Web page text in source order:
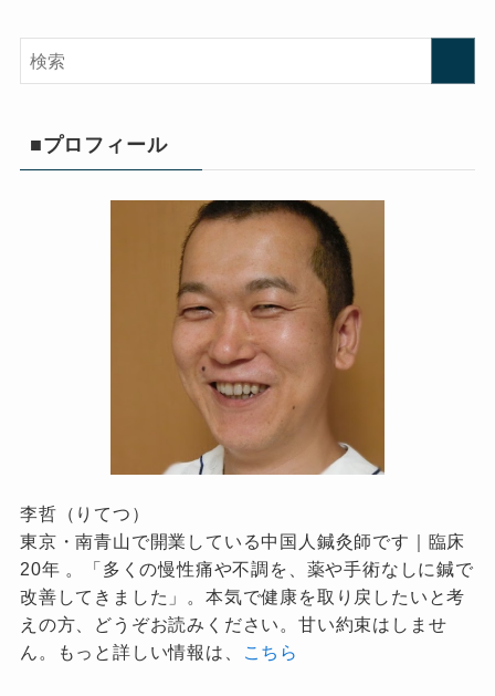
■プロフィール
李哲（りてつ）
東京・南青山で開業している中国人鍼灸師です｜臨床
20年 。「多くの慢性痛や不調を、薬や手術なしに鍼で
改善してきました」。本気で健康を取り戻したいと考
えの方、どうぞお読みください。甘い約束はしませ
ん。もっと詳しい情報は、
こちら